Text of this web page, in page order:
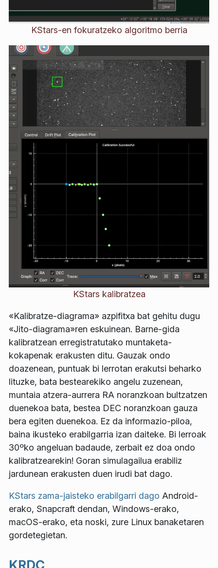
KStars-en fokuratzeko algoritmo berria
KStars kalibratzea
«Kalibratze-diagrama» azpifitxa bat gehitu dugu
«Jito-diagrama»ren eskuinean. Barne-gida
kalibratzean erregistratutako muntaketa-
kokapenak erakusten ditu. Gauzak ondo
doazenean, puntuak bi lerrotan erakutsi beharko
lituzke, bata bestearekiko angelu zuzenean,
muntaia atzera-aurrera RA noranzkoan bultzatzen
duenekoa bata, bestea DEC noranzkoan gauza
bera egiten duenekoa. Ez da informazio-piloa,
baina ikusteko erabilgarria izan daiteke. Bi lerroak
30ºko angeluan badaude, zerbait ez doa ondo
kalibratzearekin! Goran simulagailua erabiliz
jardunean erakusten duen irudi bat dago.
KStars zama-jaisteko erabilgarri dago Android-
erako, Snapcraft dendan, Windows-erako,
macOS-erako, eta noski, zure Linux banaketaren
gordetegietan.
KRDC